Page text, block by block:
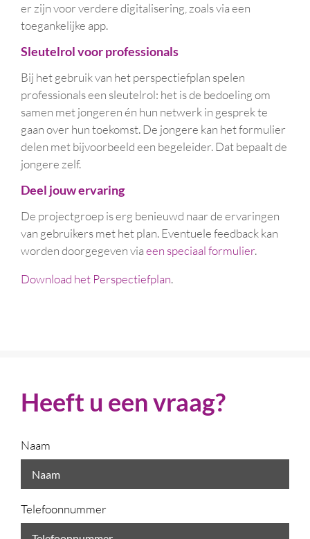
er zijn voor verdere digitalisering, zoals via een
toegankelijke app.
Sleutelrol voor professionals
Bij het gebruik van het perspectiefplan spelen
professionals een sleutelrol: het is de bedoeling om
samen met jongeren én hun netwerk in gesprek te
gaan over hun toekomst. De jongere kan het formulier
delen met bijvoorbeeld een begeleider. Dat bepaalt de
jongere zelf.
Deel jouw ervaring
De projectgroep is erg benieuwd naar de ervaringen
van gebruikers met het plan. Eventuele feedback kan
worden doorgegeven viaeen speciaal formulier.
Download het Perspectiefplan.
Heeft u een vraag?
Naam
Telefoonnummer